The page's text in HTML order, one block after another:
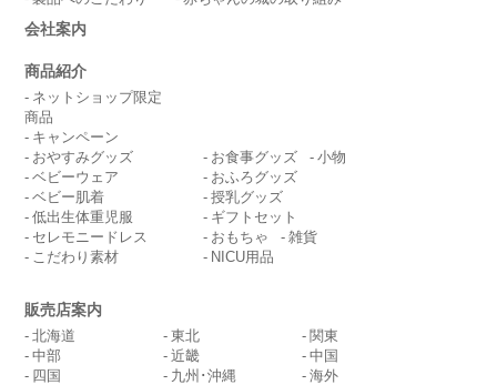
会社案内
商品紹介
ネットショップ限定
商品
キャンペーン
おやすみグッズ
ベビーウェア
ベビー肌着
低出生体重児服
セレモニードレス
こだわり素材
お食事グッズ
小物
おふろグッズ
授乳グッズ
ギフトセット
おもちゃ
雑貨
NICU用品
販売店案内
北海道 東北
関東
中部
近畿
中国
四国
九州･沖縄 海外